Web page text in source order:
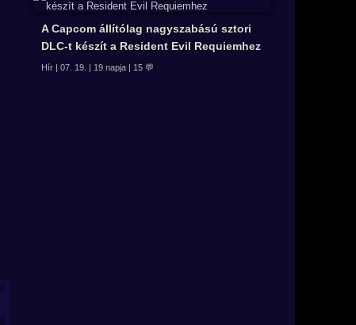
A Capcom állítólag nagyszabású sztori
DLC-t készít a Resident Evil Requiemhez
Hír | 07. 19. | 19 napja | 15 💬